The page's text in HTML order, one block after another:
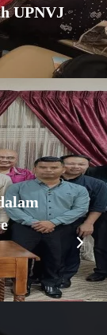
UPNVJ